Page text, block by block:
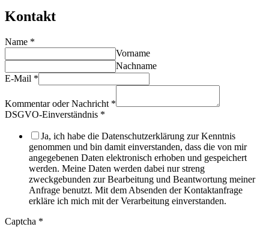
Kontakt
Name *
Vorname
Nachname
E-Mail *
Kommentar oder Nachricht *
DSGVO-Einverständnis *
Ja, ich habe die Datenschutzerklärung zur Kenntnis
genommen und bin damit einverstanden, dass die von mir
angegebenen Daten elektronisch erhoben und gespeichert
werden. Meine Daten werden dabei nur streng
zweckgebunden zur Bearbeitung und Beantwortung meiner
Anfrage benutzt. Mit dem Absenden der Kontaktanfrage
erkläre ich mich mit der Verarbeitung einverstanden.
Captcha *